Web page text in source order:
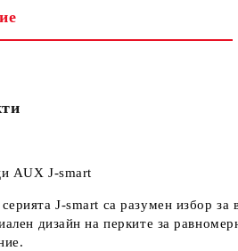
за лични данни
рамките на работния ден.
AUX J-smart
J-smart са разумен избор
дизайн на перките за